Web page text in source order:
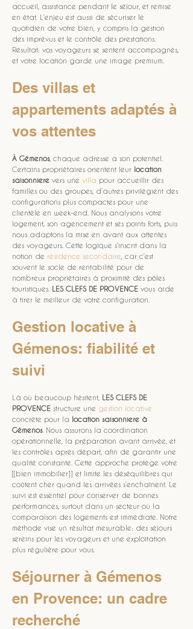
accueil, assistance pendant le séjour, et remise
en état. L’enjeu est aussi de sécuriser le
quotidien de votre bien, y compris la gestion
des imprévus et le contrôle des prestations.
Résultat: vos voyageurs se sentent accompagnés,
et votre location garde une image premium.
Des villas et
appartements adaptés à
vos attentes
À Gémenos, chaque adresse a son potentiel.
Certains propriétaires orientent leur location
saisonniere vers une villa pour accueillir des
familles ou des groupes, d’autres privilégient des
configurations plus compactes pour une
clientèle en week-end. Nous analysons votre
logement, son agencement et ses points forts, puis
nous adaptons la mise en avant aux attentes
des voyageurs. Cette logique s’inscrit dans la
notion de résidence secondaire , car c’est
souvent le socle de rentabilité pour de
nombreux propriétaires à proximité des pôles
touristiques. LES CLEFS DE PROVENCE vous aide
à tirer le meilleur de votre configuration.
Gestion locative à
Gémenos: fiabilité et
suivi
Là où beaucoup hésitent, LES CLEFS DE
PROVENCE structure une gestion locative
concrète pour la location saisonniere à
Gémenos. Nous assurons la coordination
opérationnelle, la préparation avant arrivée, et
les contrôles après départ, afin de garantir une
qualité constante. Cette approche protège votre
[[bien immobilier]] et limite les déséquilibres qui
coûtent cher quand les arrivées s’enchaînent. Le
suivi est essentiel pour conserver de bonnes
performances, surtout dans un secteur où la
comparaison des logements est immédiate. Notre
méthode vise un résultat mesurable: des séjours
sereins pour les voyageurs et une exploitation
plus régulière pour vous.
Séjourner à Gémenos
en Provence: un cadre
recherché